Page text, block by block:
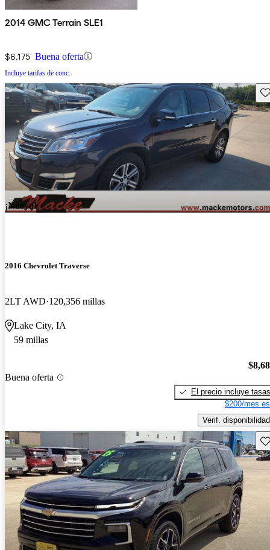
2014 GMC Terrain SLE1
$6,175 Buena oferta
Incluye tarifas de conc.
¡Nuevo!
2016 Chevrolet Traverse
2LT AWD 120,356 millas
Lake City, IA
59 millas
Buena oferta
El precio incluye tasas
$200/mes
Verif. disponibilidad